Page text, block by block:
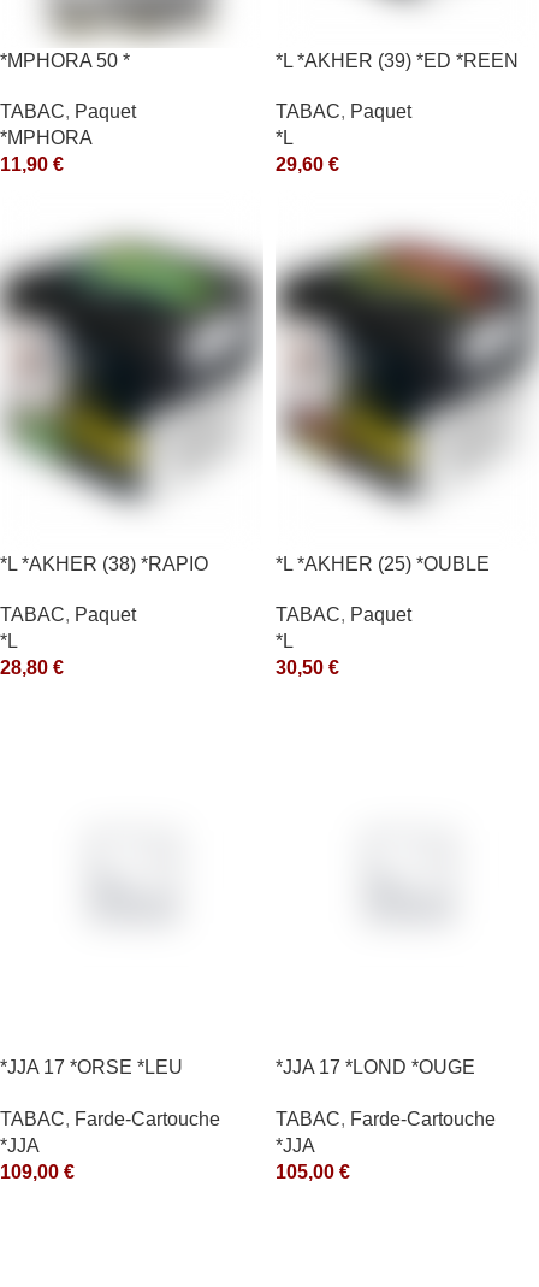
*MPHORA 50 *
TABAC, Paquet
*MPHORA
11,90 €
*L *AKHER (39) *ED *REEN
TABAC, Paquet
*L
29,60 €
*L *AKHER (38) *RAPIO
TABAC, Paquet
*L
28,80 €
*L *AKHER (25) *OUBLE
TABAC, Paquet
*L
30,50 €
*JJA 17 *ORSE *LEU
TABAC, Farde-Cartouche
*JJA
109,00 €
*JJA 17 *LOND *OUGE
TABAC, Farde-Cartouche
*JJA
105,00 €